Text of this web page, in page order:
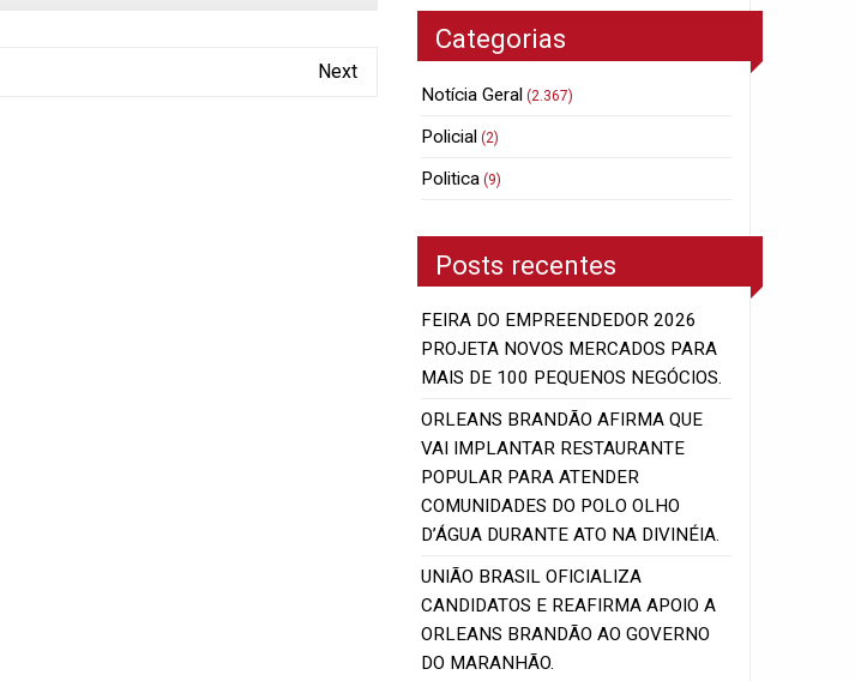
Next
Categorias
Notícia Geral (2.367)
Policial (2)
Politica (9)
Posts recentes
FEIRA DO EMPREENDEDOR 2026
PROJETA NOVOS MERCADOS PARA
MAIS DE 100 PEQUENOS NEGÓCIOS.
ORLEANS BRANDÃO AFIRMA QUE
VAI IMPLANTAR RESTAURANTE
POPULAR PARA ATENDER
COMUNIDADES DO POLO OLHO
D’ÁGUA DURANTE ATO NA DIVINÉIA.
UNIÃO BRASIL OFICIALIZA
CANDIDATOS E REAFIRMA APOIO A
ORLEANS BRANDÃO AO GOVERNO
DO MARANHÃO.